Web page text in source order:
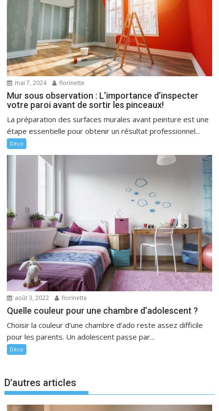
mai 7, 2024 florinette
Mur sous observation : L’importance d’inspecter
votre paroi avant de sortir les pinceaux!
La préparation des surfaces murales avant peinture est une
étape essentielle pour obtenir un résultat professionnel...
Déco
août 3, 2022 florinette
Quelle couleur pour une chambre d’adolescent ?
Choisir la couleur d’une chambre d’ado reste assez difficile
pour les parents. Un adolescent passe par...
Déco
D'autres articles